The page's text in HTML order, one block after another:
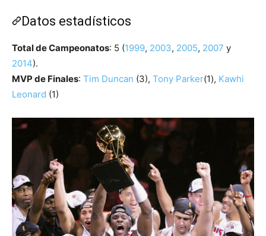
Datos estadísticos
Total de Campeonatos: 5 (1999, 2003, 2005, 2007 y
2014).
MVP de Finales: Tim Duncan (3), Tony Parker(1), Kawhi
Leonard (1)